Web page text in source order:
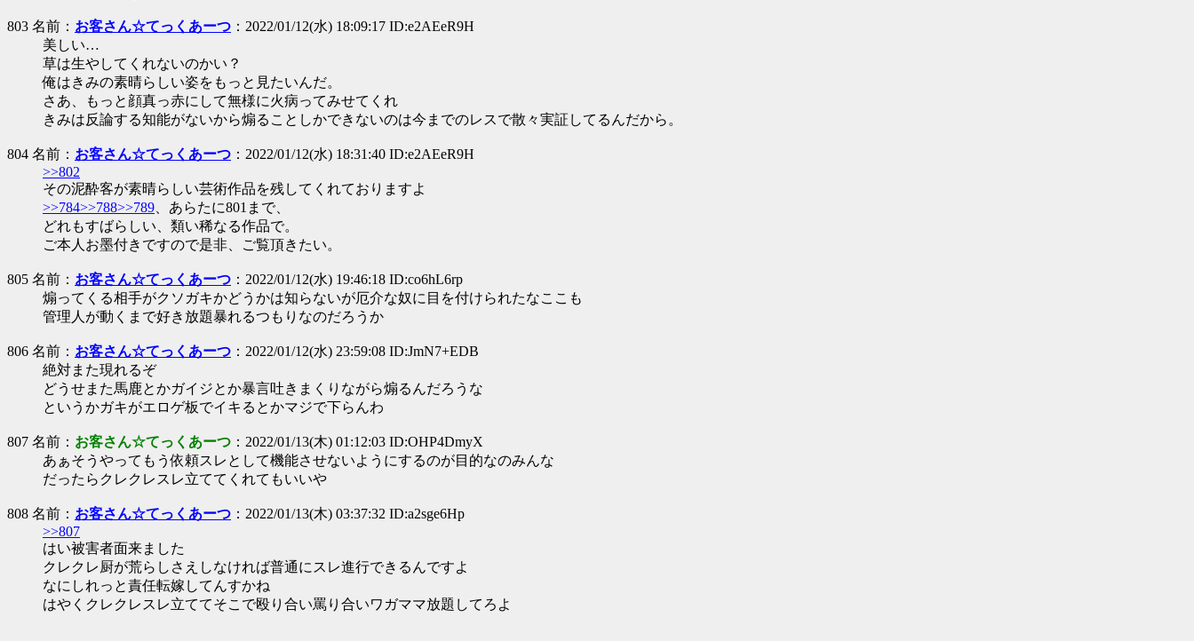
803 名前： お客さん☆てっくあーつ ：2022/01/12(水) 18:09:17 ID:e2AEeR9H
美しい…
草は生やしてくれないのかい？
俺はきみの素晴らしい姿をもっと見たいんだ。
さあ、もっと顔真っ赤にして無様に火病ってみせてくれ
きみは反論する知能がないから煽ることしかできないのは今までのレスで散々実証してるんだから。
804 名前： お客さん☆てっくあーつ ：2022/01/12(水) 18:31:40 ID:e2AEeR9H
>>802
その泥酔客が素晴らしい芸術作品を残してくれておりますよ
>>784>>788>>789 、あらたに801まで、
どれもすばらしい、類い稀なる作品で。
ご本人お墨付きですので是非、ご覧頂きたい。
805 名前： お客さん☆てっくあーつ ：2022/01/12(水) 19:46:18 ID:co6hL6rp
煽ってくる相手がクソガキかどうかは知らないが厄介な奴に目を付けられたなここも
管理人が動くまで好き放題暴れるつもりなのだろうか
806 名前： お客さん☆てっくあーつ ：2022/01/12(水) 23:59:08 ID:JmN7+EDB
絶対また現れるぞ
どうせまた馬鹿とかガイジとか暴言吐きまくりながら煽るんだろうな
というかガキがエロゲ板でイキるとかマジで下らんわ
807 名前： お客さん☆てっくあーつ ：2022/01/13(木) 01:12:03 ID:OHP4DmyX
あぁそうやってもう依頼スレとして機能させないようにするのが目的なのみんな
だったらクレクレスレ立ててくれてもいいや
808 名前： お客さん☆てっくあーつ ：2022/01/13(木) 03:37:32 ID:a2sge6Hp
>>807
はい被害者面来ました
クレクレ厨が荒らしさえしなければ普通にスレ進行できるんですよ
なにしれっと責任転嫁してんすかね
はやくクレクレスレ立ててそこで殴り合い罵り合いワガママ放題してろよ